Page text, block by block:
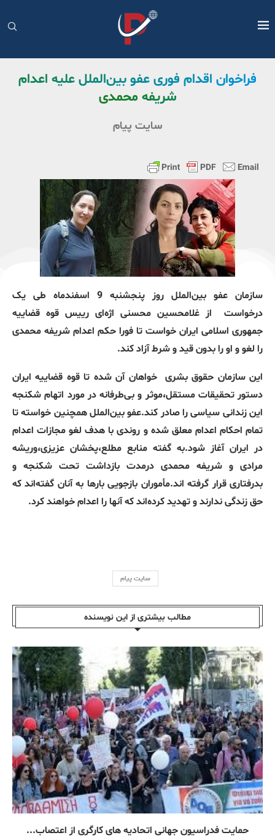
فراخوان اقدام فوری عفو بین‌الملل علیه اعدام
شریفه محمدی
سایت پیام
سازمان عفو بین‌الملل روز پنجشنبه 9 اسفندماه طی یک
درخواست
از غلامحسین محسنی اژ‌ه‌ای رییس قوه قضاییه
جمهوری اسلامی ایران خواست تا فورا حکم اعدام شریفه محمدی
را لغو و او را بدون قید و شرط آزاد کند.
این سازمان حقوق بشری
خواهان آن شده تا قوه قضاییه ایران
دستور تحقیقات مستقل،موثر و بی‌طرفانه در مورد اتهام شکنجه
این زندانی سیاسی را صادر کند.عفو بین‌الملل همچنین خواسته تا
تمام احکام اعدام معلق شده و روندی با هدف لغو مجازات اعدام
در ایران آغاز شود.به گفته منابع مطلع،پخشان عزیزی،وریشه
مرادی و شریفه محمدی درمدت بازداشت تحت شکنجه و
بدرفتاری قرار گرفته اند.مأموران بازجویی بارها به آنان گفته‌اند که
حق زندگی ندارند و تهدید کرده‌اند که آنها را اعدام خواهند کرد.
سایت پیام
مطالب بیشتری از این نویسندە
حمایت فدراسیون جهانی اتحادیه های کارگری از اعتصاب...